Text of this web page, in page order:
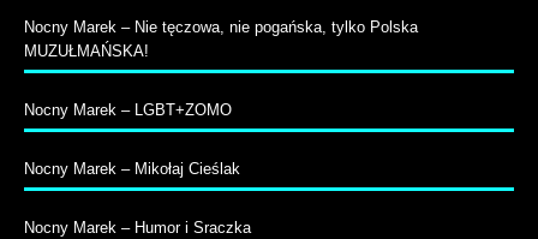
Nocny Marek – Nie tęczowa, nie pogańska, tylko Polska
MUZUŁMAŃSKA!
Nocny Marek – LGBT+ZOMO
Nocny Marek – Mikołaj Cieślak
Nocny Marek – Humor i Sraczka